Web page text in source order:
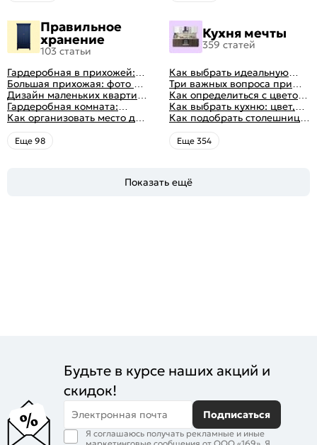
Правильное
хранение
103 статьи
Гардеробная в прихожей:
виды, фото в интерьере,
идеи дизайна
Большая прихожая: фото с
функциональным
распределением дизайна
Дизайн маленьких квартир:
10 идей для дизайна
интерьера с фото
Гардеробная комната:
дизайн, планировка, советы
по обустройству,
распространенные ошибки
Как организовать место для
хранения на балконе
Eще 98
Кухня мечты
359 статей
Как выбрать идеальную
планировку для кухни
Три важных вопроса при
выборе кухни: готовка,
посуда, комфорт
Как определиться с цветом
кухни: светлые, темные,
яркие
Как выбрать кухню: цвет,
планировка, аксессуары
Как подобрать столешницу
для кухни по цвету
Eще 354
Показать ещё
Будьте в курсе наших акций и
скидок!
Электронная почта Подписаться
Я соглашаюсь получать рекламные и иные